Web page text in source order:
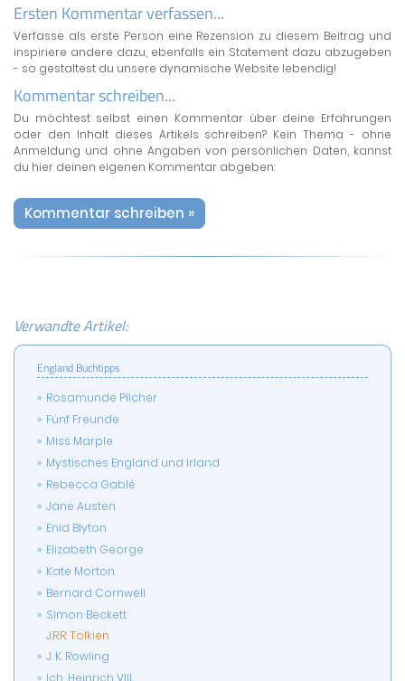
Ersten Kommentar verfassen...
Verfasse als erste Person eine Rezension zu diesem Beitrag und
inspiriere andere dazu, ebenfalls ein Statement dazu abzugeben
- so gestaltest du unsere dynamische Website lebendig!
Kommentar schreiben...
Du möchtest selbst einen Kommentar über deine Erfahrungen
oder den Inhalt dieses Artikels schreiben? Kein Thema - ohne
Anmeldung und ohne Angaben von persönlichen Daten, kannst
du hier deinen eigenen Kommentar abgeben:
Kommentar schreiben »
Verwandte Artikel:
England Buchtipps
Rosamunde Pilcher
Fünf Freunde
Miss Marple
Mystisches England und Irland
Rebecca Gablé
Jane Austen
Enid Blyton
Elizabeth George
Kate Morton
Bernard Cornwell
Simon Beckett
J.R.R. Tolkien
J. K. Rowling
Ich, Heinrich VIII.